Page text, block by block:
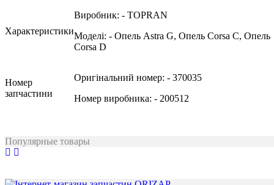
Характеристики
Виробник: - TOPRAN
Моделі: - Опель Astra G, Опель Corsa C, Опель
Corsa D
Номер
запчастини
Оригінальний номер: - 370035
Номер виробника: - 200512
Популярные товары